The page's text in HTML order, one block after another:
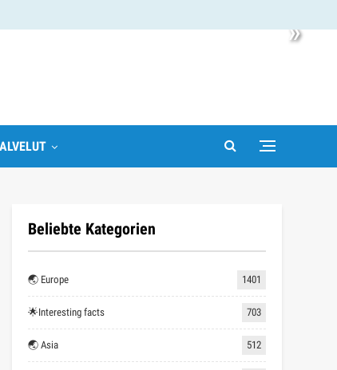
»
Beliebte Kategorien
🌏 Europe 1401
🌟Interesting facts 703
🌏 Asia 512